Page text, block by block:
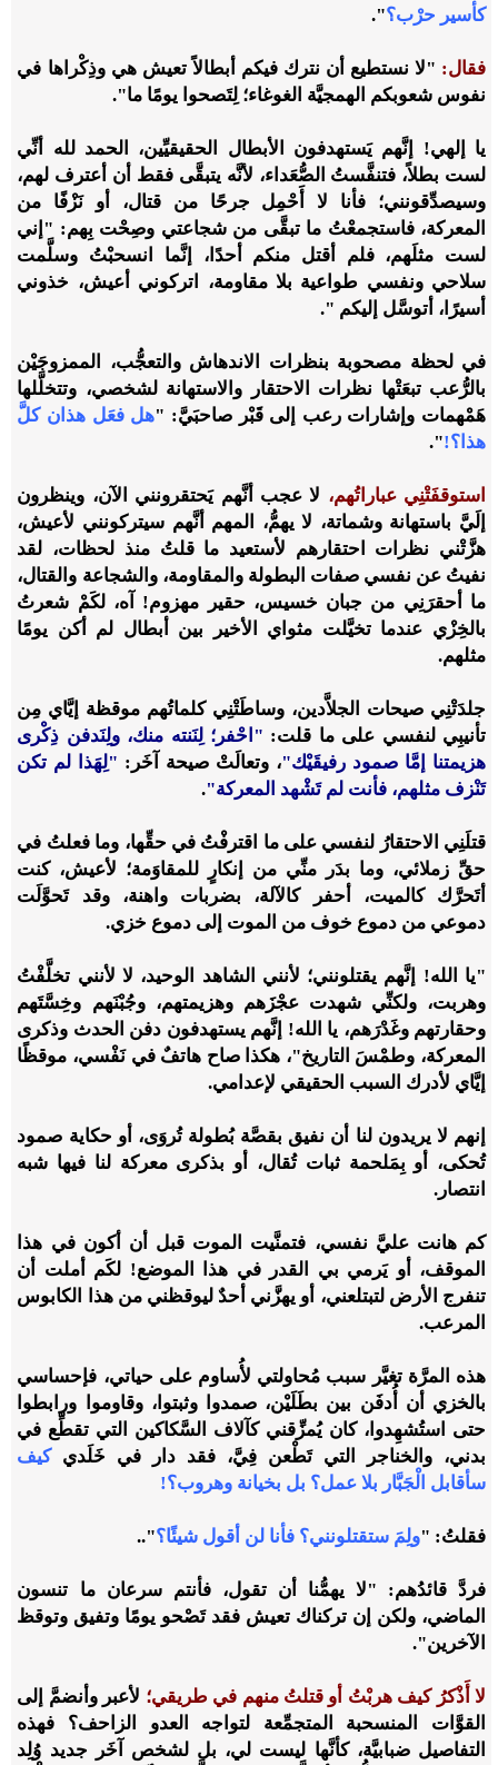
كأسير حرْب؟".
فقال: "لا نستطيع أن نترك فيكم أبطالاً تعيش هي وذِكْراها في
نفوس شعوبكم الهمجيَّة الغوغاء؛ لِتَصحوا يومًا ما".
يا إلهي! إنَّهم يَستهدفون الأبطال الحقيقيِّين، الحمد لله أنِّي
لست بطلاً، فتنفَّستُ الصُّعَداء، لأنَّه يتبقَّى فقط أن أعترف لهم،
وسيصدِّقونني؛ فأنا لا أَحْمِل جرحًا من قتال، أو نَزْفًا من
المعركة، فاستجمعْتُ ما تبقَّى من شجاعتي وصِحْت بِهم: "إني
لست مثلَهم، فلم أقتل منكم أحدًا، إنَّما انسحبْتُ وسلَّمت
سلاحي ونفسي طواعية بلا مقاومة، اتركوني أعيش، خذوني
أسيرًا ، أتوسَّل إليكم ".
في لحظة مصحوبة بنظرات الاندهاش والتعجُّب، الممزوجَيْن
بالرُّعب تبعَتْها نظرات الاحتقار والاستهانة لشخصي، وتتخلَّلها
هَمْهمات وإشارات رعب إلى قَبْر صاحبَيَّ: "هل فعَل هذان كلَّ
هذا؟!".
استوقفَتْنِي عباراتُهم، لا عجب أنَّهم يَحتقرونني الآن، وينظرون
إلَيَّ باستهانة وشماتة، لا يهمُّ، المهم أنَّهم سيتركونني لأعيش،
هزَّتْني نظرات احتقارهم لأستعيد ما قلتُ منذ لحظات، لقد
نفيتُ عن نفسي صفات البطولة والمقاومة، والشجاعة والقتال،
ما أحقرَنِي من جبان خسيس، حقير مهزوم! آه، لكَمْ شعرتُ
بالخِزْي عندما تخيَّلت مثواي الأخير بين أبطال لم أكن يومًا
مثلهم.
جلدَتْنِي صيحات الجلاَّدين، وساطَتْنِي كلماتُهم موقظة إيَّاي مِن
تأنيبِي لنفسي على ما قلت: "احْفر؛ لِنَنته منك، ولِنَدفن ذِكْرى
هزيمتنا إمَّا صمود رفيقَيْك"، وتعالَتْ صيحة آخَر: "لِهَذا لم تكن
تَنْزف مثلهم، فأنت لم تَشْهد المعركة".
قتلَنِي الاحتقارُ لنفسي على ما اقترفْتُ في حقِّها، وما فعلتُ في
حقِّ زملائي، وما بدَر منِّي من إنكارٍ للمقاوَمة؛ لأعيش، كنت
أتَحرَّك كالميت، أحفر كالآلة، بضربات واهنة، وقد تَحوَّلَت
دموعي من دموع خوف من الموت إلى دموع خزي.
"يا الله! إنَّهم يقتلونني؛ لأنني الشاهد الوحيد، لا لأنني تخلَّفْتُ
وهربت، ولكنِّي شهدت عجْزَهم وهزيمتهم، وجُبْنَهم وخِسَّتَهم
وحقارتهم وغَدْرَهم، يا الله! إنَّهم يستهدفون دفن الحدث وذكرى
المعركة، وطمْسَ التاريخ"، هكذا صاح هاتفٌ في نَفْسي، موقظًا
إيَّاي لأدرك السبب الحقيقي لإعدامي.
إنهم لا يريدون لنا أن نفيق بقصَّة بُطولة تُروَى، أو حكاية صمود
تُحكى، أو بِمَلحمة ثبات تُقال، أو بذكرى معركة لنا فيها شبه
انتصار.
كم هانت عليَّ نفسي، فتمنَّيت الموت قبل أن أكون في هذا
الموقف، أو يَرمي بي القدر في هذا الموضع! لكَم أملت أن
تنفرج الأرض لتبتلعني، أو يهزَّني أحدٌ ليوقظني من هذا الكابوس
المرعب.
هذه المرَّة تغيَّر سبب مُحاولتي لأُساوم على حياتي، فإحساسي
بالخزي أن أُدفَن بين بطَلَيْن، صمدوا وثبتوا، وقاوموا ورابطوا
حتى استُشهِدوا، كان يُمزِّقني كآلاف السَّكاكين التي تقطِّع في
بدني، والخناجر التي تَطْعن فِيَّ، فقد دار في خَلَديكيف
سأقابل الْجَبَّار بلا عمل؟ بل بخيانة وهروب؟!
فقلتُ: "ولِمَ ستقتلونني؟ فأنا لن أقول شيئًا؟"..
فردَّ قائدُهم: "لا يهمُّنا أن تقول، فأنتم سرعان ما تنسون
الماضي، ولكن إن تركناك تعيش فقد تَصْحو يومًا وتفيق وتوقظ
الآخرين".
لا أَذْكرُ كيف هربْتُ أو قتلتُ منهم في طريقي؛ لأعبر وأنضمَّ إلى
القوَّات المنسحبة المتجمِّعة لتواجه العدو الزاحف؟ فهذه
التفاصيل ضبابيَّة، كأنَّها ليست لي، بل لشخص آخَر جديد وُلِد